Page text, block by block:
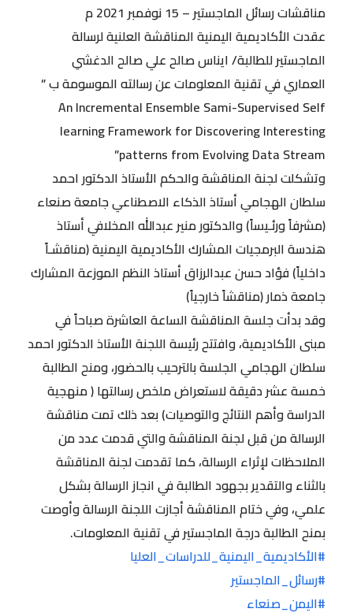
مناقشات رسائل الماجستير – 15 نوفمبر 2021 م
عقدت الأكاديمية اليمنية المناقشة العلنية لرسالة
الماجستير للطالبة/ ايناس صالح علي صالح الدغشي
العماري في تقنية المعلومات عن رسالته الموسومة ب ”
An Incremental Ensemble Sami-Supervised Self
learning Framework for Discovering Interesting
patterns from Evolving Data Stream”
وتشكلت لجنة المناقشة والحكم الأستاذ الدكتور احمد
سلطان الهجامي أستاذ الذكاء الاصطناعي جامعة صنعاء
(مشرفاً ورئـيساً) والدكتور منير عبدالله المخلافي أستاذ
هندسة البرمجيات المشارك الأكاديمية اليمنية (مناقشـاً
داخلياً) فؤاد حسن عبدالرزاق أستاذ النظم الموزعة المشارك
جامعة ذمار (مناقشاً خارجياً)
وقد بدأت جلسة المناقشة الساعة العاشرة صباحاً في
مبنى الأكاديمية، وافتتح رئيسة اللجنة الأستاذ الدكتور احمد
سلطان الهجامي الجلسة بالترحيب بالحضور، ومنح الطالبة
خمسة عشر دقيقة لاستعراض ملخص رسالتها ( منهجية
الدراسة وأهم النتائج والتوصيات) بعد ذلك تمت مناقشة
الرسالة من قبل لجنة المناقشة والتي قدمت عدد من
الملاحظات لإثراء الرسالة، كما تقدمت لجنة المناقشة
بالثناء والتقدير بجهود الطالبة في انجاز الرسالة بشكل
علمي، وفي ختام المناقشة أجازت اللجنة الرسالة وأوصت
بمنح الطالبة درجة الماجستير في تقنية المعلومات.
#الأكاديمية_اليمنية_للدراسات_العليا
#رسائل_الماجستير
#اليمن_صنعاء